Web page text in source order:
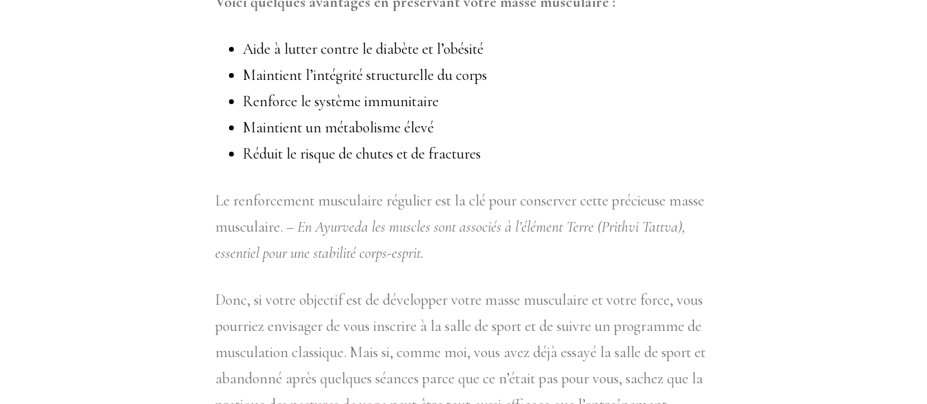
Aide à lutter contre le diabète et l’obésité
Maintient l’intégrité structurelle du corps
Renforce le système immunitaire
Maintient un métabolisme élevé
Réduit le risque de chutes et de fractures
Le renforcement musculaire régulier est la clé pour conserver cette précieuse masse
musculaire. –En Ayurveda les muscles sont associés à l’élément Terre (Prithvi Tattva),
essentiel pour une stabilité corps-esprit.
Donc, si votre objectif est de développer votre masse musculaire et votre force, vous
pourriez envisager de vous inscrire à la salle de sport et de suivre un programme de
musculation classique. Mais si, comme moi, vous avez déjà essayé la salle de sport et
abandonné après quelques séances parce que ce n’était pas pour vous, sachez que la